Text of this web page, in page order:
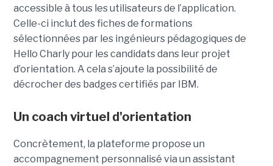
accessible à tous les utilisateurs de l’application.
Celle-ci inclut des fiches de formations
sélectionnées par les ingénieurs pédagogiques de
Hello Charly pour les candidats dans leur projet
d’orientation. A cela s’ajoute la possibilité de
décrocher des badges certifiés par IBM.
Un coach virtuel d'orientation
Concrètement, la plateforme propose un
accompagnement personnalisé via un assistant